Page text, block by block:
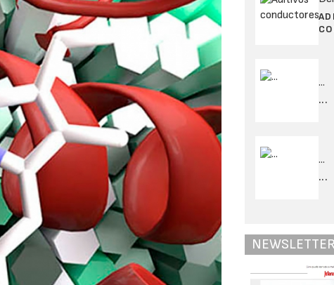
...
...
...
...